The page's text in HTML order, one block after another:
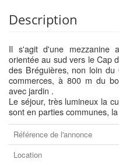
Description
Il s'agit d'une mezzanine
orientée au sud vers le Cap
des Bréguières, non loin
commerces, à 800 m du
avec jardin .
Le séjour, très lumineux la
sont en parties communes,
Référence de l'annonce
Location